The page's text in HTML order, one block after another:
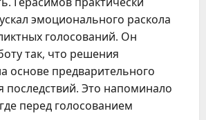
эмоционального раскола
голосований. Он
так, что решения
основе предварительного
последствий. Это напоминало
перед голосованием